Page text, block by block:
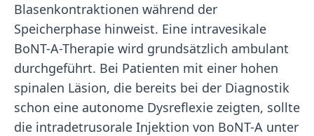
Blasenkontraktionen während der
Speicherphase hinweist. Eine intravesikale
BoNT-A-Therapie wird grundsätzlich ambulant
durchgeführt. Bei Patienten mit einer hohen
spinalen Läsion, die bereits bei der Diagnostik
schon eine autonome Dysreflexie zeigten, sollte
die intradetrusorale Injektion von BoNT-A unter